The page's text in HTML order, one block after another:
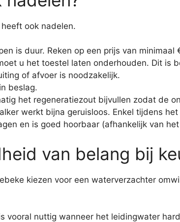
ook nadelen.
is duur. Reken op een prijs van minimaal
u het toestel laten onderhouden. Dit is
of afvoer is noodzakelijk.
beslag.
het regeneratiezout bijvullen zodat de
werkt bijna geruisloos. Enkel tijdens
en is goed hoorbaar (afhankelijk van
van belang bij
kiezen voor een waterverzachter
vooral nuttig wanneer het leidingwater